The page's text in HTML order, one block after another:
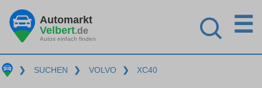
Automarkt
Velbert.de
Autos einfach finden
☰
❯ SUCHEN ❯ VOLVO ❯ XC40